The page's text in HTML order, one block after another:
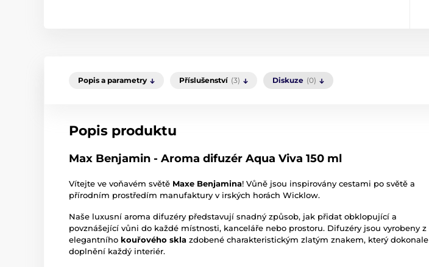
Popis a parametry Příslušenství (3) Diskuze (0)
Popis produktu
Max Benjamin - Aroma difuzér Aqua Viva 150 ml
Vítejte ve voňavém světě Maxe Benjamina! Vůně jsou inspirovány cestami po světě a
přírodním prostředím manufaktury v irských horách Wicklow.
Naše luxusní aroma difuzéry představují snadný způsob, jak přidat obklopující a
povznášející vůni do každé místnosti, kanceláře nebo prostoru. Difuzéry jsou vyrobeny z
elegantního kouřového skla zdobené charakteristickým zlatým znakem, který dokonale
doplnění každý interiér.